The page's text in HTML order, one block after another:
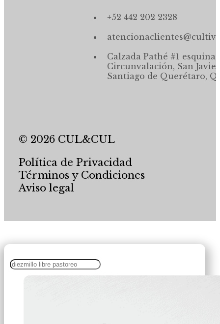
+52 442 202 2328
Calzada Pathé #1 esquina,
Circunvalación, San
Santiago de Querétaro,
© 2026 CUL&CUL
Política de Privacidad
Términos y Condiciones
Aviso legal